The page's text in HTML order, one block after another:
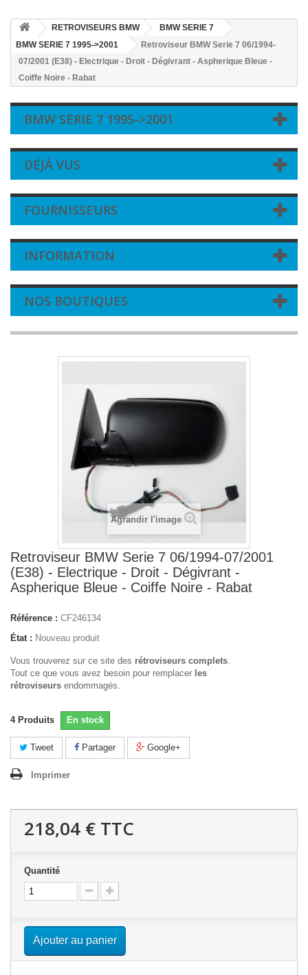
RETROVISEURS BMW
BMW SERIE 7
BMW SERIE 7 1995->2001
Retroviseur BMW Serie 7 06/1994-
07/2001 (E38) - Electrique - Droit - Dégivrant - Aspherique Bleue -
Coiffe Noire - Rabat
BMW SERIE 7 1995->2001
DÉJÀ VUS
FOURNISSEURS
INFORMATION
NOS BOUTIQUES
Agrandir l'image
Retroviseur BMW Serie 7 06/1994-07/2001
(E38) - Electrique - Droit - Dégivrant -
Aspherique Bleue - Coiffe Noire - Rabat
Référence : CF246134
État : Nouveau produit
Vous trouverez sur ce site des rétroviseurs complets.
Tout ce que vous avez besoin pour remplacer les
rétroviseurs endommagés.
4 Produits En stock
Tweet Partager Google+
Imprimer
218,04 € TTC
Quantité
Ajouter au panier